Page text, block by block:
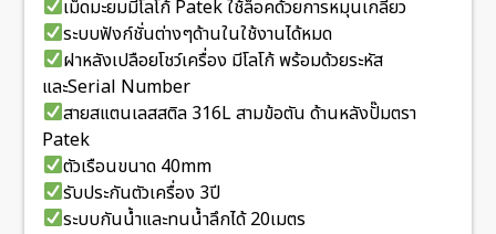
เม็ดมะยมมีโลโก้ Patek ใช้ล็อคด้วยการหมุนเกลียว
ระบบฟังก์ชั่นต่างๆด้านในใช้งานได้หมด
ฝาหลังเปลือยโชว์เครื่อง มีโลโก้ พร้อมด้วยระหัส
และSerial Number
สายสแตนเลสสติล 316L สามข้อตัน ด้านหลังปั๊มตรา
Patek
ตัวเรือนขนาด 40mm
รับประกันตัวเครื่อง 3ปี
ระบบกันน้ำและทนน้ำลึกได้ 20เมตร